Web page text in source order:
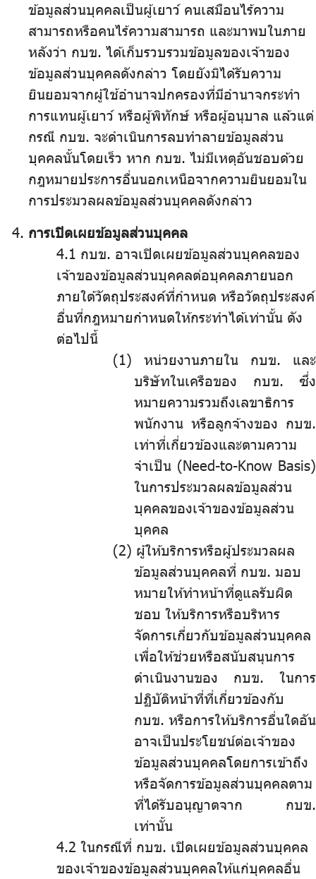
ข้อมูลส่วนบุคคลเป็นผู้เยาว์ คนเสมือนไร้ความ
สามารถหรือคนไร้ความสามารถ และมาพบในภาย
หลังว่า กบข. ได้เก็บรวบรวมข้อมูลของเจ้าของ
ข้อมูลส่วนบุคคลดังกล่าว โดยยังมิได้รับความ
ยินยอมจากผู้ใช้อำนาจปกครองที่มีอำนาจกระทำ
การแทนผู้เยาว์ หรือผู้พิทักษ์ หรือผู้อนุบาล แล้วแต่
กรณี กบข. จะดำเนินการลบทำลายข้อมูลส่วน
บุคคลนั้นโดยเร็ว หาก กบข. ไม่มีเหตุอันชอบด้วย
กฎหมายประการอื่นนอกเหนือจากความยินยอมใน
การประมวลผลข้อมูลส่วนบุคคลดังกล่าว
การเปิดเผยข้อมูลส่วนบุคคล
4.1 กบข. อาจเปิดเผยข้อมูลส่วนบุคคลของ
เจ้าของข้อมูลส่วนบุคคลต่อบุคคลภายนอก
ภายใต้วัตถุประสงค์ที่กำหนด หรือวัตถุประสงค์
อื่นที่กฎหมายกำหนดให้กระทำได้เท่านั้น ดัง
ต่อไปนี้
หน่วยงานภายใน กบข. และ
บริษัทในเครือของ กบข. ซึ่ง
หมายความรวมถึงเลขาธิการ
พนักงาน หรือลูกจ้างของ กบข.
เท่าที่เกี่ยวข้องและตามความ
จำเป็น (Need-to-Know Basis)
ในการประมวลผลข้อมูลส่วน
บุคคลของเจ้าของข้อมูลส่วน
บุคคล
ผู้ให้บริการหรือผู้ประมวลผล
ข้อมูลส่วนบุคคลที่ กบข. มอบ
หมายให้ทำหน้าที่ดูแลรับผิด
ชอบ ให้บริการหรือบริหาร
จัดการเกี่ยวกับข้อมูลส่วนบุคคล
เพื่อให้ช่วยหรือสนับสนุนการ
ดำเนินงานของ กบข. ในการ
ปฏิบัติหน้าที่ที่เกี่ยวข้องกับ
กบข. หรือการให้บริการอื่นใดอัน
อาจเป็นประโยชน์ต่อเจ้าของ
ข้อมูลส่วนบุคคลโดยการเข้าถึง
หรือจัดการข้อมูลส่วนบุคคลตาม
ที่ได้รับอนุญาตจาก กบข.
เท่านั้น
4.2 ในกรณีที่ กบข. เปิดเผยข้อมูลส่วนบุคคล
ของเจ้าของข้อมูลส่วนบุคคลให้แก่บุคคลอื่น